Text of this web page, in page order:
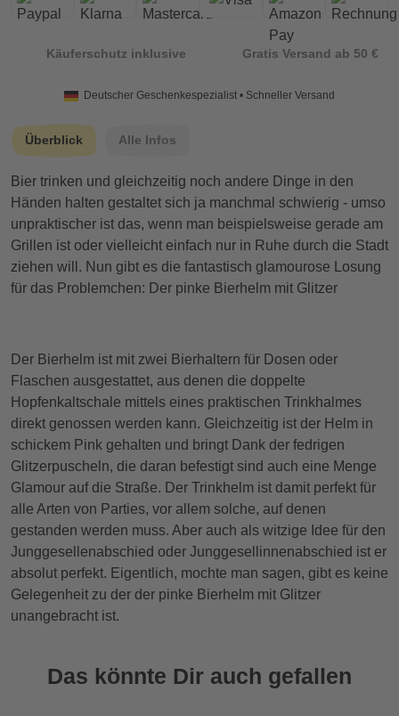
Käuferschutz inklusive Gratis Versand ab 50 €
Deutscher Geschenkespezialist • Schneller Versand
Überblick Alle Infos
Bier trinken und gleichzeitig noch andere Dinge in den
Händen halten gestaltet sich ja manchmal schwierig - umso
unpraktischer ist das, wenn man beispielsweise gerade am
Grillen ist oder vielleicht einfach nur in Ruhe durch die Stadt
ziehen will. Nun gibt es die fantastisch glamourose Losung
für das Problemchen: Der pinke Bierhelm mit Glitzer
Der Bierhelm ist mit zwei Bierhaltern für Dosen oder
Flaschen ausgestattet, aus denen die doppelte
Hopfenkaltschale mittels eines praktischen Trinkhalmes
direkt genossen werden kann. Gleichzeitig ist der Helm in
schickem Pink gehalten und bringt Dank der fedrigen
Glitzerpuscheln, die daran befestigt sind auch eine Menge
Glamour auf die Straße. Der Trinkhelm ist damit perfekt für
alle Arten von Parties, vor allem solche, auf denen
gestanden werden muss. Aber auch als witzige Idee für den
Junggesellenabschied oder Junggesellinnenabschied ist er
absolut perfekt. Eigentlich, mochte man sagen, gibt es keine
Gelegenheit zu der der pinke Bierhelm mit Glitzer
unangebracht ist.
Das könnte Dir auch gefallen